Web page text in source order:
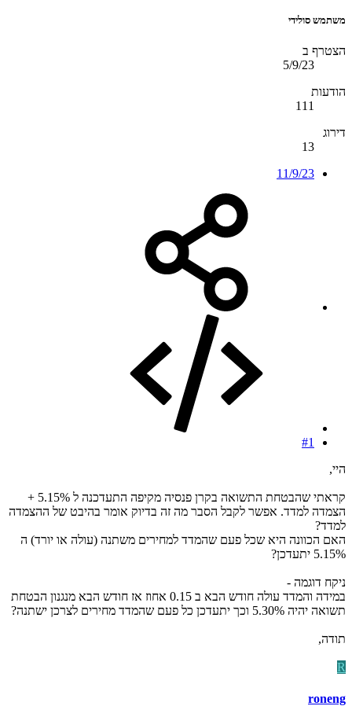
משתמש סולידי
הצטרף ב
5/9/23
הודעות
111
דירוג
13
11/9/23
#1
היי,
קראתי שהבטחת התשואה בקרן פנסיה מקיפה התעדכנה ל 5.15% +
הצמדה למדד. אפשר לקבל הסבר מה זה בדיוק אומר בהיבט של ההצמדה
למדד?
האם הכוונה היא שכל פעם שהמדד למחירים משתנה (עולה או יורד) ה
5.15% יתעדכן?
ניקח דוגמה -
במידה והמדד עולה חודש הבא ב 0.15 אחוז אז חודש הבא מנגנון הבטחת
תשואה יהיה 5.30% וכך יתעדכן כל פעם שהמדד מחירים לצרכן ישתנה?
תודה,
R
roneng